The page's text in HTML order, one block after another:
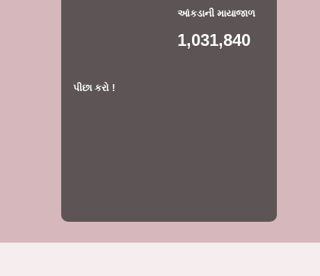
આંકડાની માયાજાળ
1,031,840
પીછા કરો !